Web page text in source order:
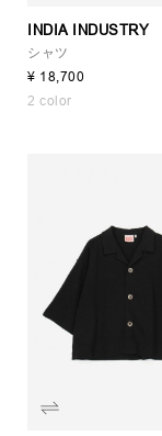
INDIA INDUSTRY
シャツ
¥ 18,700
2 color